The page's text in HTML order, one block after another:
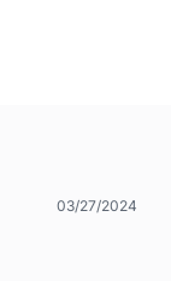
03/27/2024